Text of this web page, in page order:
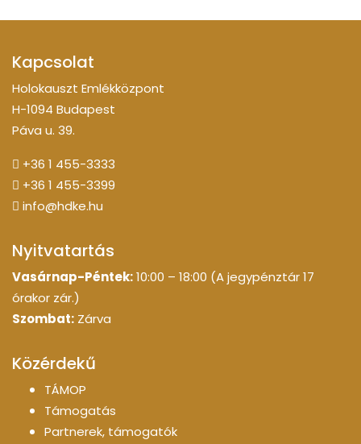
Kapcsolat
Holokauszt Emlékközpont
H-1094 Budapest
Páva u. 39.
+36 1 455-3333
+36 1 455-3399
info@hdke.hu
Nyitvatartás
Vasárnap-Péntek:10:00 – 18:00 (A jegypénztár 17
órakor zár.)
Szombat: Zárva
Közérdekű
TÁMOP
Támogatás
Partnerek, támogatók